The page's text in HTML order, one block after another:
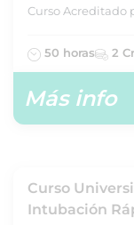
Curso Acreditado
50 horas 2
Más info
Curso
Intubación